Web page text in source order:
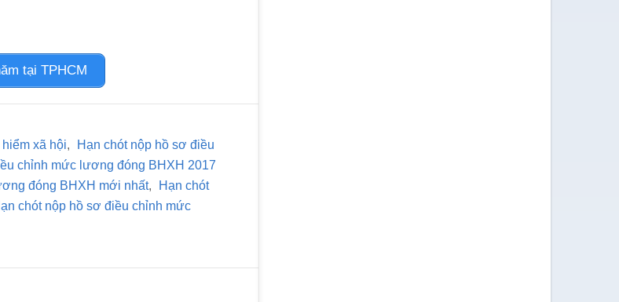
tại TPHCM
xã hội,
Hạn chót nộp hồ sơ điều
chỉnh mức lương đóng BHXH 2017
đóng BHXH mới nhất,
Hạn chót
chót nộp hồ sơ điều chỉnh mức